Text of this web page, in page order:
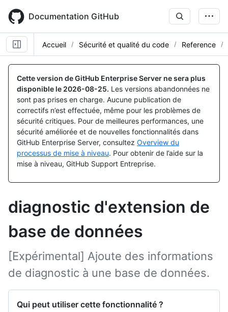
main
content
Documentation GitHub
Accueil Sécurité et qualité du code Reference
Cette version de GitHub Enterprise Server ne sera plus
disponible le 2026-08-25. Les versions abandonnées ne
sont pas prises en charge. Aucune publication de
correctifs n’est effectuée, même pour les problèmes de
sécurité critiques. Pour de meilleures performances, une
sécurité améliorée et de nouvelles fonctionnalités dans
GitHub Enterprise Server, consultez Overview du
processus de mise à niveau. Pour obtenir de l’aide sur la
mise à niveau, GitHub Support Entreprise.
diagnostic d'extension de
base de données
[Expérimental] Ajoute des informations
de diagnostic à une base de données.
Qui peut utiliser cette fonctionnalité ?